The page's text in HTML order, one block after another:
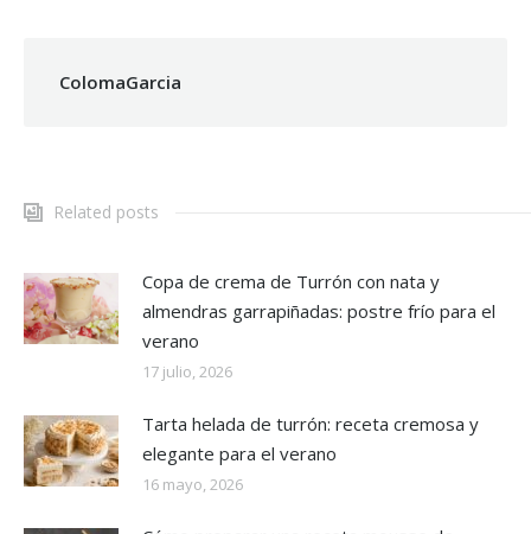
ColomaGarcia
Related posts
Copa de crema de Turrón con nata y
almendras garrapiñadas: postre frío para el
verano
17 julio, 2026
Tarta helada de turrón: receta cremosa y
elegante para el verano
16 mayo, 2026